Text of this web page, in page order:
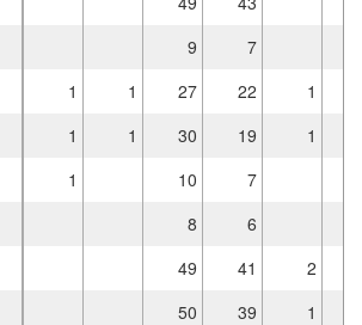
9
7
1 1 27 22
1
1 1 30 19
1
1 10
7
8
6
49 41
2
50 39
1